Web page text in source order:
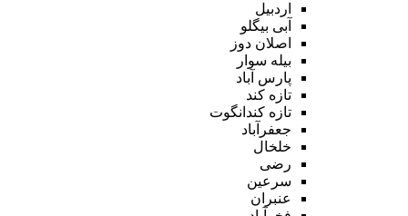
اردبیل
آبی بیگلو
اصلان دوز
بیله سوار
پارس آباد
تازه کند
تازه کندانگوت
جعفرآباد
خلخال
رضی
سرعین
عنبران